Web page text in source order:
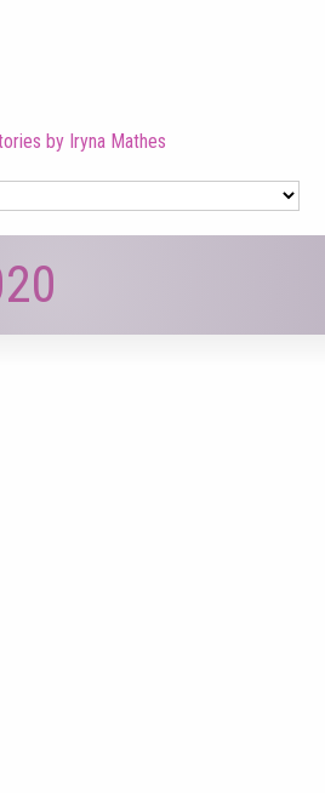
by Iryna Mathes